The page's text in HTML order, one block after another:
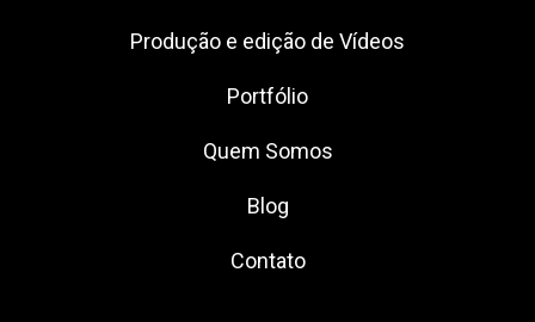
Produção e edição de Vídeos
Portfólio
Quem Somos
Blog
Contato